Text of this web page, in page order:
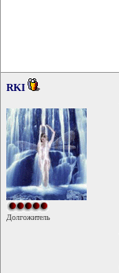
RKI
Долгожитель